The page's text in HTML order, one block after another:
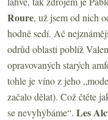
Roure, už jsem od nich
hodně sedí. Ač
odrůd oblasti poblíž
opravovaných starých
tohle je víno z jeho
začalo dělat). Což čtěte
se nevyhýbáme“. Les